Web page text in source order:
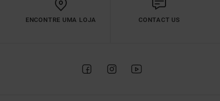
ENCONTRE UMA LOJA CONTACT US